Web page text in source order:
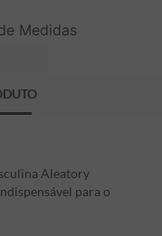
Medidas
Aleatory
para o